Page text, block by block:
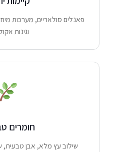
פאנלים סולאריים, מערכות
וגינות
חומרים
שילוב עץ מלא, אבן טבעית,